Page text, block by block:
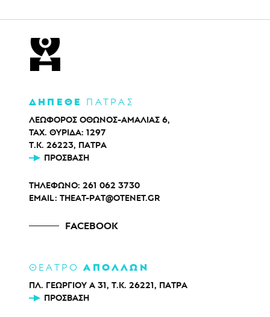
ΔΗΠΕΘΕ ΠΑΤΡΑΣ
ΛΕΩΦΟΡΟΣ ΟΘΩΝΟΣ-ΑΜΑΛΙΑΣ 6,
ΤΑΧ. ΘΥΡΙΔΑ: 1297
Τ.Κ. 26223, ΠΑΤΡΑ
ΠΡΌΣΒΑΣΗ
ΤΗΛΕΦΩΝΟ: 261 062 3730
EMAIL: THEAT-PAT@OTENET.GR
FACEBOOK
ΘΕΑΤΡΟΑΠΟΛΛΩΝ
ΠΛ. ΓΕΩΡΓΙΟΥ Α 31, Τ.Κ. 26221, ΠΑΤΡΑ
ΠΡΌΣΒΑΣΗ